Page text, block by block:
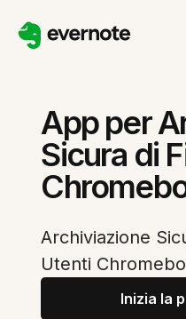
App per
Sicura di
Archiviazione
Utenti
Inizia la